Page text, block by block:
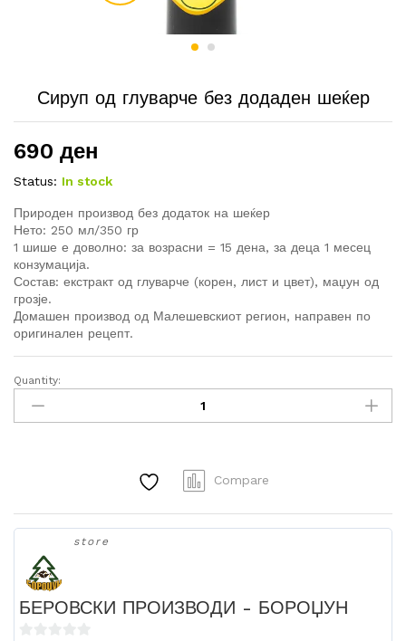
Сируп од глуварче без додаден шеќер
690 ден
Status: In stock
Природен производ без додаток на шеќер
Нето: 250 мл/350 гр
1 шише е доволно: за возрасни = 15 дена, за деца 1 месец
конзумација.
Состав: екстракт од глуварче (корен, лист и цвет), маџун од
грозје.
Домашен производ од Малешевскиот регион, направен по
оригинален рецепт.
Сируп
глуварче
Quantity:
Compare
store
БЕРОВСКИ ПРОИЗВОДИ - БОРОЏУН